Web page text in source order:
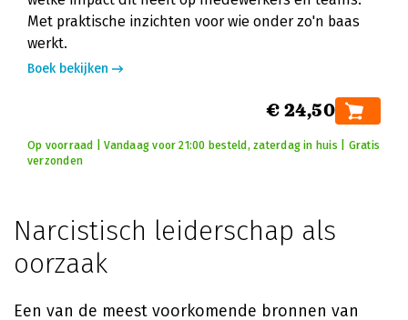
Met praktische inzichten voor wie onder zo'n baas
werkt.
Boek bekijken
€ 24,50
Op voorraad | Vandaag voor 21:00 besteld, zaterdag in huis | Gratis
verzonden
Narcistisch leiderschap als
oorzaak
Een van de meest voorkomende bronnen van